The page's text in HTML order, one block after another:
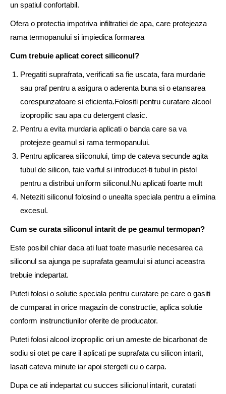
un spatiul confortabil.
Ofera o protectia impotriva infiltratiei de apa, care protejeaza
rama termopanului si impiedica formarea
Cum trebuie aplicat corect siliconul?
Pregatiti suprafrata, verificati sa fie uscata, fara murdarie
sau praf pentru a asigura o aderenta buna si o etansarea
corespunzatoare si eficienta.Folositi pentru curatare alcool
izopropilic sau apa cu detergent clasic.
Pentru a evita murdaria aplicati o banda care sa va
protejeze geamul si rama termopanului.
Pentru aplicarea siliconului, timp de cateva secunde agita
tubul de silicon, taie varful si introducet-ti tubul in pistol
pentru a distribui uniform siliconul.Nu aplicati foarte mult
Neteziti siliconul folosind o unealta speciala pentru a elimina
excesul.
Cum se curata siliconul intarit de pe geamul termopan?
Este posibil chiar daca ati luat toate masurile necesarea ca
siliconul sa ajunga pe suprafata geamului si atunci aceastra
trebuie indepartat.
Puteti folosi o solutie speciala pentru curatare pe care o gasiti
de cumparat in orice magazin de constructie, aplica solutie
conform instrunctiunilor oferite de producator.
Puteti folosi alcool izopropilic ori un ameste de bicarbonat de
sodiu si otet pe care il aplicati pe suprafata cu silicon intarit,
lasati cateva minute iar apoi stergeti cu o carpa.
Dupa ce ati indepartat cu succes silicionul intarit, curatati